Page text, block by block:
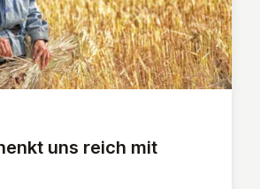
uns reich mit